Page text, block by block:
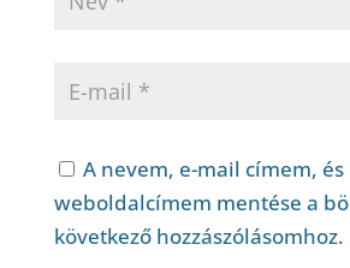
A nevem, e-mail címem, és
weboldalcímem mentése a
következő hozzászólásomhoz.